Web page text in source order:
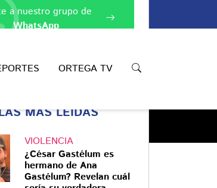
ORTEGA TV
a nuestro grupo de
WhatsApp
MÁS LEÍDAS
VIOLENCIA
¿César Gastélum es
hermano de Ana
Gastélum? Revelan cuál